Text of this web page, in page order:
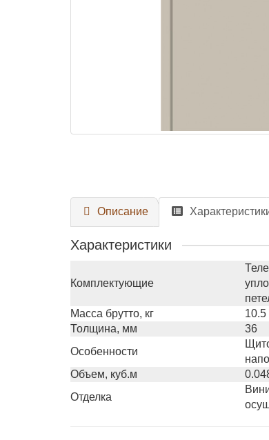
Описание
Характеристики
Комплектующие
Масса брутто, кг
10.5
Толщина, мм
36
Особенности
Объем, куб.м
Отделка